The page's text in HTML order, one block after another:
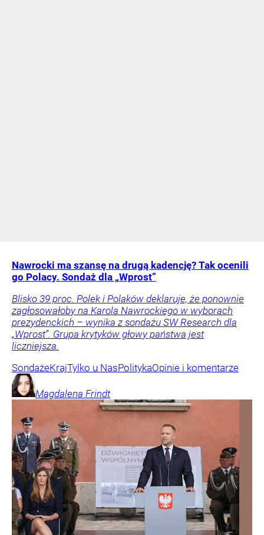
Nawrocki ma szansę na drugą kadencję? Tak ocenili
go Polacy. Sondaż dla „Wprost”
Blisko 39 proc. Polek i Polaków deklaruje, że ponownie
zagłosowałoby na Karola Nawrockiego w wyborach
prezydenckich – wynika z sondażu SW Research dla
„Wprost”. Grupa krytyków głowy państwa jest
liczniejsza.
SondażeKrajTylko u NasPolitykaOpinie i komentarze
Magdalena Frindt